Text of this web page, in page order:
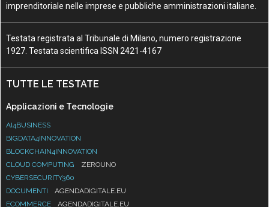
imprenditoriale nelle imprese e pubbliche amministrazioni italiane.
Testata registrata al Tribunale di Milano, numero registrazione
1927. Testata scientifica ISSN 2421-4167
TUTTE LE TESTATE
Applicazioni e Tecnologie
AI4BUSINESS
BIGDATA4INNOVATION
BLOCKCHAIN4INNOVATION
CLOUD COMPUTING
ZEROUNO
CYBERSECURITY360
DOCUMENTI
AGENDADIGITALE.EU
ECOMMERCE
AGENDADIGITALE.EU